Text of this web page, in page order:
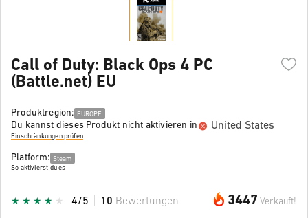
Call of Duty: Black Ops 4 PC
(Battle.net) EU
Produktregion: EUROPE
Du kannst dieses Produkt nicht aktivieren in United States
Einschränkungen prüfen
Platform: Steam
So aktivierst du es
3447 Verkauft!
4/5 10 Bewertungen